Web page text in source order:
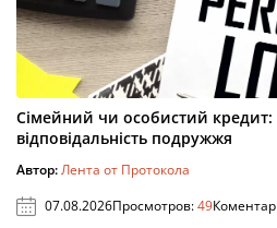
Сімейний чи особистий кредит:
відповідальність подружжя
Автор:Лента от Протокола
07.08.2026Просмотров:49